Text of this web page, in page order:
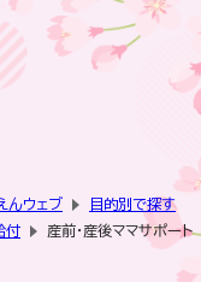
んウェブ
目的別で探す
付
産前・産後ママサポート